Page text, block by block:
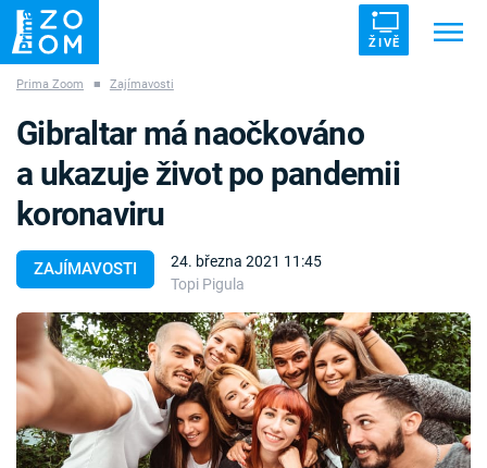
ŽIVĚ
ZÁHADY VETŘELCI DÁVNOVĚKU
Témata
Témata
Pořady
TV Program
Prima Zoom ■ Zajímavosti
ZAJÍMAVOSTI
24. března 2021 11:45
Topi Pigula
Gibraltar má naočkováno
a ukazuje život po pandemii
koronaviru